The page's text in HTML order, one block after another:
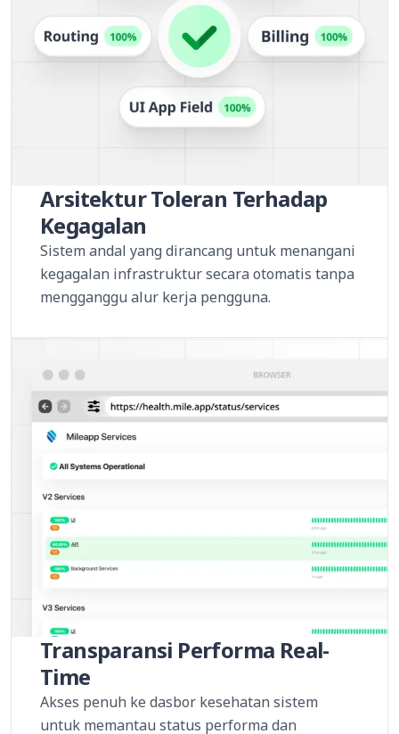
Arsitektur Toleran Terhadap
Kegagalan
Sistem andal yang dirancang untuk menangani
kegagalan infrastruktur secara otomatis tanpa
mengganggu alur kerja pengguna.
Transparansi Performa Real-
Time
Akses penuh ke dasbor kesehatan sistem
untuk memantau status performa dan